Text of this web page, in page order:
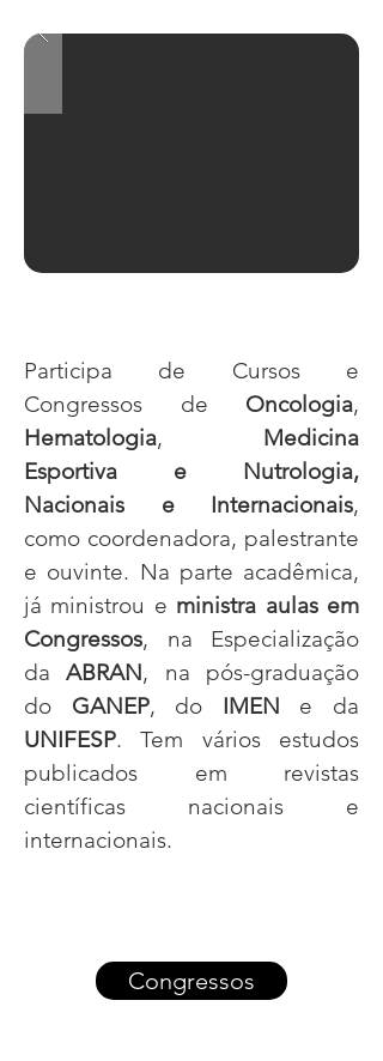
Participa de Cursos e
Congressos de Oncologia,
Hematologia, Medicina
Esportiva e Nutrologia,
Nacionais e Internacionais,
como coordenadora, palestrante
e ouvinte. Na parte acadêmica,
já ministrou e ministra aulas em
Congressos, na Especialização
daABRAN, na pós-graduação
do GANEP, do IMEN e da
UNIFESP. Tem vários estudos
publicados em revistas
científicas nacionais e
internacionais.
Congressos